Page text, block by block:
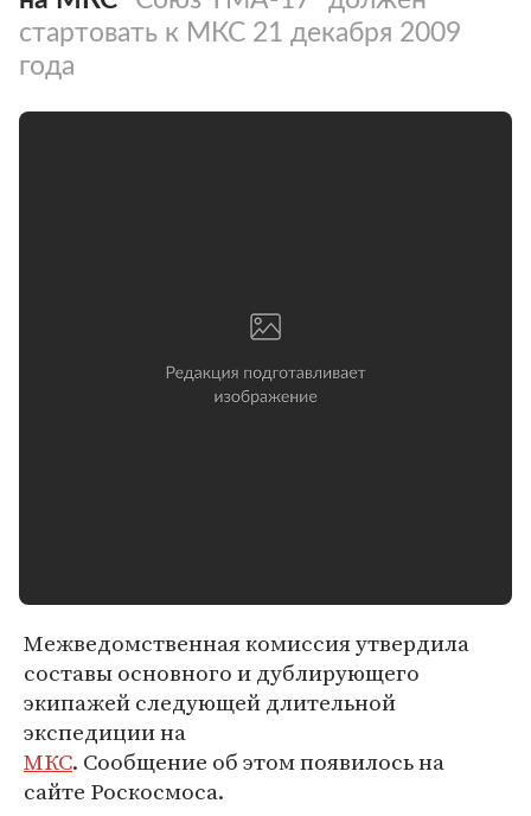
стартовать к МКС 21 декабря 2009
года
Межведомственная комиссия утвердила
составы основного и дублирующего
экипажей следующей длительной
экспедиции на
МКС. Сообщение об этом появилось на
сайте Роскосмоса.